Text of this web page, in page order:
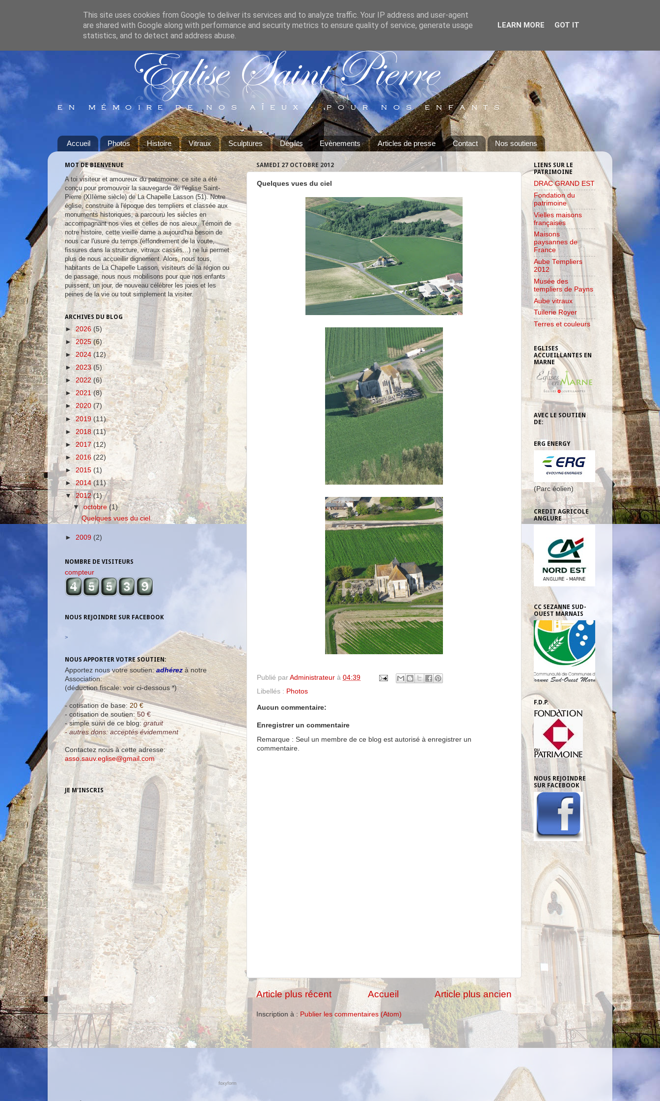
Accueil Photos Histoire Vitraux Sculptures Dégâts Evènements Articles de presse Contact Nos soutiens
SAMEDI 27 OCTOBRE 2012
Quelques vues du ciel
Publié par Administrateur à 04:39
Libellés : Photos
Aucun commentaire:
Enregistrer un commentaire
Remarque : Seul un membre de ce blog est autorisé à enregistrer un
commentaire.
Article plus récent Article plus ancien
Accueil
Inscription à : Publier les commentaires (Atom)
MOT DE BIENVENUE
A toi visiteur et amoureux du patrimoine: ce site a été
conçu pour promouvoir la sauvegarde de l'église Saint-
Pierre (XIIème siècle) de La Chapelle Lasson (51). Notre
église, construite à l'époque des templiers et classée aux
monuments historiques, a parcouru les siècles en
accompagnant nos vies et celles de nos aïeux. Témoin de
notre histoire, cette vieille dame a aujourd'hui besoin de
nous car l'usure du temps (effondrement de la voute,
fissures dans la structure, vitraux cassés...) ne lui permet
plus de nous accueillir dignement. Alors, nous tous,
habitants de La Chapelle Lasson, visiteurs de la région ou
de passage, nous nous mobilisons pour que nos enfants
puissent, un jour, de nouveau célébrer les joies et les
peines de la vie ou tout simplement la visiter.
ARCHIVES DU BLOG
►2026 (5)
► 2025 (6)
►2024 (12)
►2023(5)
► 2022 (6)
►2021(8)
►2020 (7)
►2019 (11)
► 2018(11)
►2017(12)
► 2016 (22)
► 2015 (1)
►2014(11)
▼2012(1)
▼octobre(1)
Quelques vues du ciel
► 2009 (2)
NOMBRE DE VISITEURS
compteur
NOUS REJOINDRE SUR FACEBOOK
>
NOUS APPORTER VOTRE SOUTIEN:
Apportez nous votre soutien:adhérez à notre
Association:
(déduction fiscale: voir ci-dessous *)
- cotisation de base: 20 €
- cotisation de soutien: 50 €
- simple suivi de ce blog: gratuit
- autres dons: acceptés évidemment
Contactez nous à cette adresse:
asso.sauv.eglise@gmail.com
JE M'INSCRIS
foxyform
LIENS SUR LE
PATRIMOINE
DRAC GRAND EST
Fondation du
patrimoine
Vielles maisons
françaises
Maisons
paysannes de
France
Aube Templiers
2012
Musée des
templiers de Payns
Aube vitraux
Tuilerie Royer
Terres et couleurs
EGLISES
ACCUEILLANTES EN
MARNE
AVEC LE SOUTIEN
DE:
ERG ENERGY
(Parc éolien)
CREDIT AGRICOLE
ANGLURE
CC SEZANNE SUD-
OUEST MARNAIS
F.D.P.
NOUS REJOINDRE
SUR FACEBOOK
This site uses cookies from Google to deliver its services and to analyze traffic. Your IP address and user-agent
are shared with Google along with performance and security metrics to ensure quality of service, generate usage
statistics, and to detect and address abuse.
LEARN MORE GOT IT